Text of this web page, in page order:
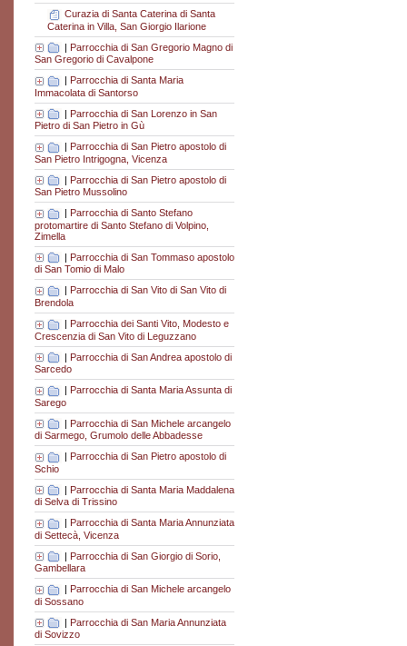
Curazia di Santa Caterina di Santa
Caterina in Villa, San Giorgio Ilarione
| Parrocchia di San Gregorio Magno di
San Gregorio di Cavalpone
| Parrocchia di Santa Maria
Immacolata di Santorso
| Parrocchia di San Lorenzo in San
Pietro di San Pietro in Gù
Parrocchia di San Pietro apostolo di
San Pietro Intrigogna, Vicenza
| Parrocchia di San Pietro apostolo di
San Pietro Mussolino
Parrocchia di Santo Stefano
protomartire di Santo Stefano di Volpino,
Zimella
| Parrocchia di San Tommaso apostolo
di San Tomio di Malo
Parrocchia di San Vito di San Vito di
Brendola
| Parrocchia dei Santi Vito, Modesto e
Crescenzia di San Vito di Leguzzano
| Parrocchia di San Andrea apostolo di
Sarcedo
| Parrocchia di Santa Maria Assunta di
Sarego
| Parrocchia di San Michele arcangelo
di Sarmego, Grumolo delle Abbadesse
| Parrocchia di San Pietro apostolo di
Schio
| Parrocchia di Santa Maria Maddalena
di Selva di Trissino
Parrocchia di Santa Maria Annunziata
di Settecà, Vicenza
| Parrocchia di San Giorgio di Sorio,
Gambellara
Parrocchia di San Michele arcangelo
di Sossano
| Parrocchia di San Maria Annunziata
di Sovizzo